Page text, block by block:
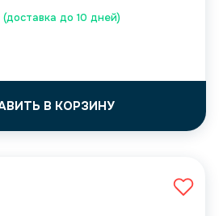
до 10 дней)
В КОРЗИНУ